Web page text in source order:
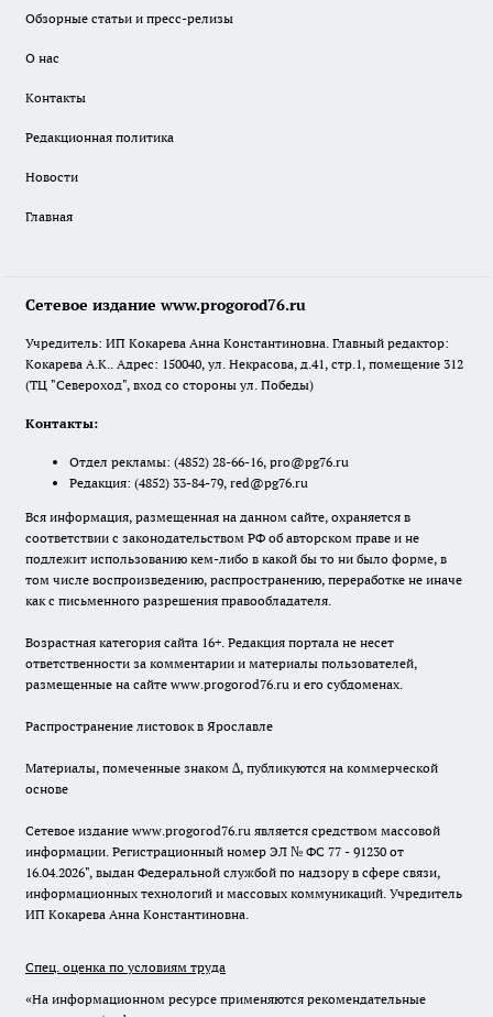
Обзорные статьи и пресс-релизы
О нас
Контакты
Редакционная политика
Новости
Главная
Сетевое издание www.progorod76.ru
Учредитель: ИП Кокарева Анна Константиновна. Главный редактор:
Кокарева А.К.. Адрес: 150040, ул. Некрасова, д.41, стр.1, помещение 312
(ТЦ "Североход", вход со стороны ул. Победы)
Контакты:
Отдел рекламы: (4852) 28-66-16, pro@pg76.ru
Редакция: (4852) 33-84-79, red@pg76.ru
Вся информация, размещенная на данном сайте, охраняется в
соответствии с законодательством РФ об авторском праве и не
подлежит использованию кем-либо в какой бы то ни было форме, в
том числе воспроизведению, распространению, переработке не иначе
как с письменного разрешения правообладателя.
Возрастная категория сайта 16+. Редакция портала не несет
ответственности за комментарии и материалы пользователей,
размещенные на сайте www.progorod76.ru и его субдоменах.
Распространение листовок в Ярославле
Материалы, помеченные знаком ∆, публикуются на коммерческой
основе
Сетевое издание www.progorod76.ru является средством массовой
информации. Регистрационный номер ЭЛ № ФС 77 - 91230 от
16.04.2026", выдан Федеральной службой по надзору в сфере связи,
информационных технологий и массовых коммуникаций. Учредитель
ИП Кокарева Анна Константиновна.
Спец. оценка по условиям труда
«На информационном ресурсе применяются рекомендательные